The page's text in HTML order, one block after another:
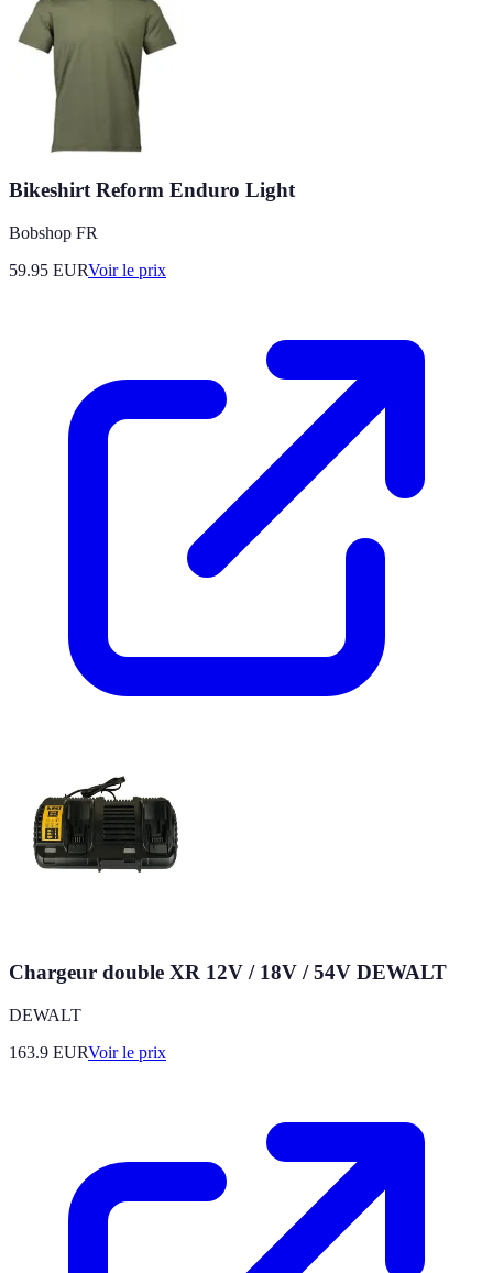
Bikeshirt Reform Enduro Light
Bobshop FR
59.95 EURVoir le prix
Chargeur double XR 12V / 18V / 54V DEWALT
DEWALT
163.9 EURVoir le prix